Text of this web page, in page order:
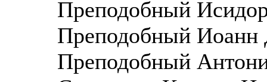
Преподобный
Преподобный Иоанн
Преподобный